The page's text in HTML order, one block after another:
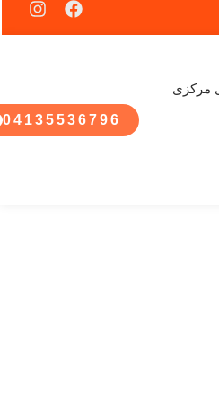
مرکزی
04135536796